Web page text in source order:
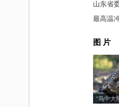
图 片
“鸟中大